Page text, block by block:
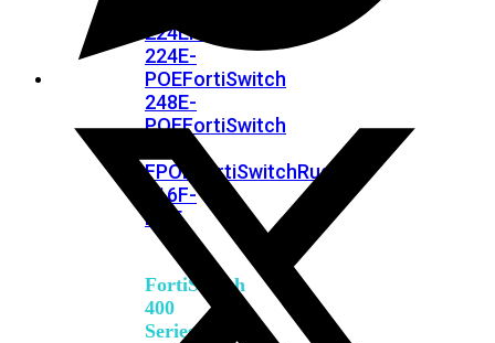
224EFortiswitch
224E-
POEFortiSwitch
248E-
POEFortiSwitch
FPOE
FortiSwitchRugged
216F-
POE
FortiSwitch
400
Series